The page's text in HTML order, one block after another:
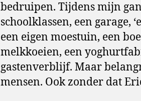
bedruipen. Tijdens mijn
schoolklassen, een garage,
een eigen moestuin, een
melkkoeien, een
gastenverblijf. Maar
mensen. Ook zonder dat